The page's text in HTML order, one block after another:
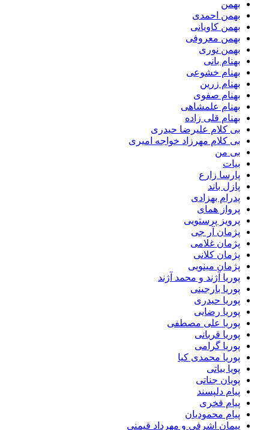
بهمن
بهمن احمدی
بهمن کاویانی
بهمن معروفی
بهمن نوری
بهنام بانی
بهنام خشوعی
بهنام زرین
بهنام صفوی
بهنام علمشاهی
بهنام قلی زاده
بی کلام علیرضا حیدری
بی کلام مهرزاد خواجه امیری
بی من
بیات
پارسا زارع
پازل باند
پدرام بهزادی
پرواز همای
پرویز پرستویی
پژمان آر جی
پژمان غلامی
پژمان کلانی
پژمان مینویی
پوریا آژند و محمد آژند
پوریا بارجینی
پوریا حیدری
پوریا رضایی
پوریا علی مصطفی
پوریا قربانی
پوریا گرامی
پوریا محمدی کیا
پویا بیاتی
پویان جناتی
پیام دلپسند
پیام فخری
پیام محمودیان
پیمان اشرفی و مهرداد قیمنی